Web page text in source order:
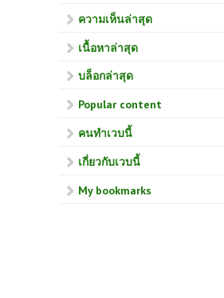
ความเห็นล่าสุด
เนื้อหาล่าสุด
บล็อกล่าสุด
Popular content
คนทำเวบนี้
เกี่ยวกับเวบนี้
My bookmarks